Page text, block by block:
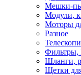
Мешки-
Модули,
Моторы
Разное
Шланги,
Щетки